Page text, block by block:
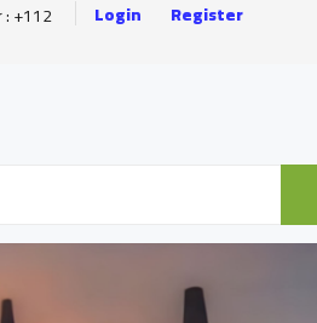
: +112 Login Register